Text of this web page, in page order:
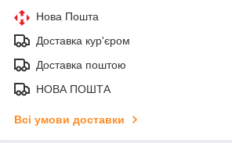
Нова Пошта
Доставка кур'єром
Доставка поштою
НОВА ПОШТА
Всі умови доставки